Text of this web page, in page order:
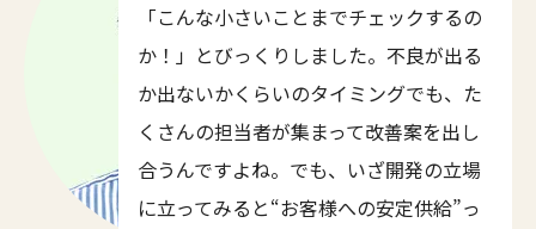
「こんな小さいことまでチェックするの
か！」とびっくりしました。不良が出る
か出ないかくらいのタイミングでも、た
くさんの担当者が集まって改善案を出し
合うんですよね。でも、いざ開発の立場
に立ってみると“お客様への安定供給”っ